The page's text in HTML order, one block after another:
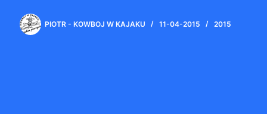
PIOTR - KOWBOJ W KAJAKU 11-04-2015 2015